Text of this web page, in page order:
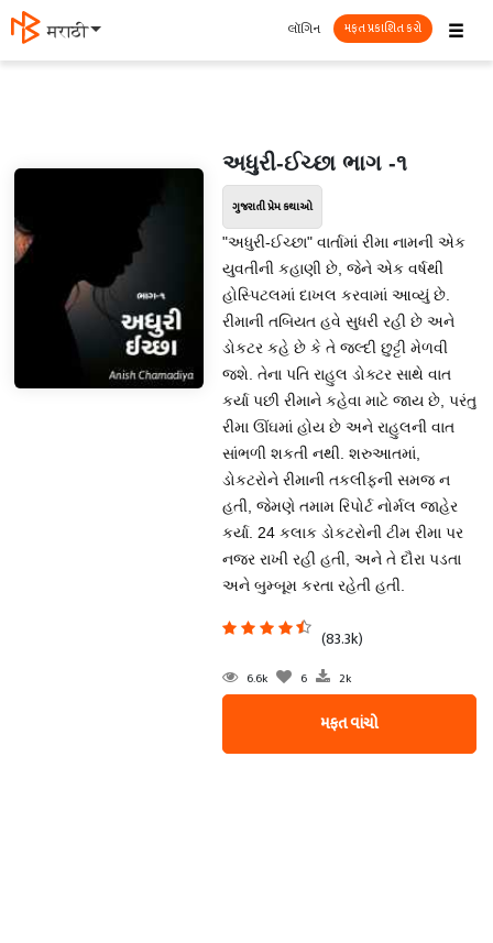
मराठी ☰
લૉગિન મફત પ્રકાશિત કરો
અધુરી-ઈચ્છા ભાગ -૧
ગુજરાતી પ્રેમ કથાઓ
"અધુરી-ઈચ્છા" વાર્તામાં રીમા નામની એક
યુવતીની કહાણી છે, જેને એક વર્ષથી
હોસ્પિટલમાં દાખલ કરવામાં આવ્યું છે.
રીમાની તબિયત હવે સુધરી રહી છે અને
ડોકટર કહે છે કે તે જલ્દી છુટ્ટી મેળવી
જશે. તેના પતિ રાહુલ ડોક્ટર સાથે વાત
કર્યા પછી રીમાને કહેવા માટે જાય છે, પરંતુ
રીમા ઊંઘમાં હોય છે અને રાહુલની વાત
સાંભળી શકતી નથી. શરુઆતમાં,
ડોકટરોને રીમાની તકલીફની સમજ ન
હતી, જેમણે તમામ રિપોર્ટ નોર્મલ જાહેર
કર્યા. 24 કલાક ડોકટરોની ટીમ રીમા પર
નજર રાખી રહી હતી, અને તે દૌરા પડતા
અને બુમ્બૂમ કરતા રહેતી હતી.
(83.3k)
6.6k 6 2k
મફત વાંચો